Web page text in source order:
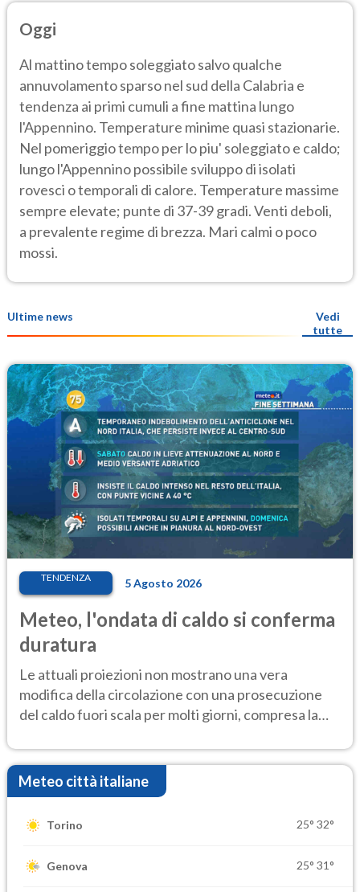
Oggi
Al mattino tempo soleggiato salvo qualche
annuvolamento sparso nel sud della Calabria e
tendenza ai primi cumuli a fine mattina lungo
l'Appennino. Temperature minime quasi stazionarie.
Nel pomeriggio tempo per lo piu' soleggiato e caldo;
lungo l'Appennino possibile sviluppo di isolati
rovesci o temporali di calore. Temperature massime
sempre elevate; punte di 37-39 gradi. Venti deboli,
a prevalente regime di brezza. Mari calmi o poco
mossi.
Ultime news
Vedi
tutte
TENDENZA 5 Agosto 2026
Meteo, l'ondata di caldo si conferma
duratura
Le attuali proiezioni non mostrano una vera
modifica della circolazione con una prosecuzione
del caldo fuori scala per molti giorni, compresa la
Meteo città italiane
Torino 25° 32°
Genova 25° 31°